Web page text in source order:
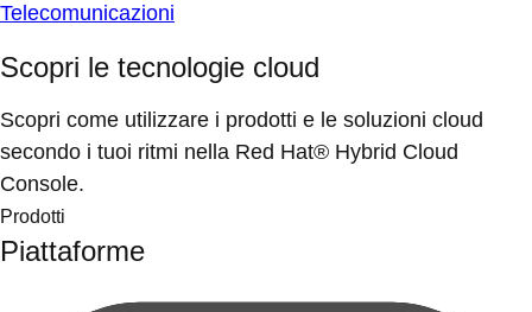
Telecomunicazioni
Scopri le tecnologie cloud
Scopri come utilizzare i prodotti e le soluzioni cloud
secondo i tuoi ritmi nella Red Hat® Hybrid Cloud
Console.
Prodotti
Piattaforme